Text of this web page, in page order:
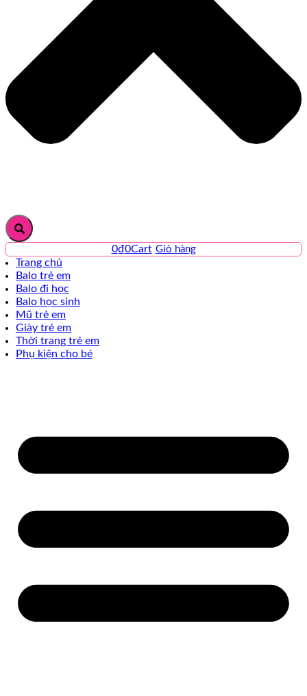
0₫0Cart
Trang chủ
Balo trẻ em
Balo đi học
Balo học sinh
Mũ trẻ em
Giày trẻ em
Thời trang trẻ em
Phụ kiện cho bé